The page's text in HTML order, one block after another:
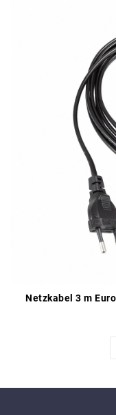
Netzkabel 3 m